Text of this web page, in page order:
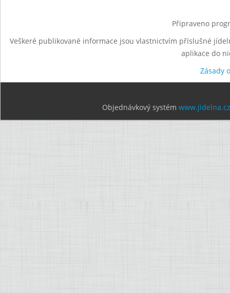
Připraveno
Veškeré publikované informace jsou vlastnictvím příslušné
aplikace do
Zásady
Objednávkový systém www.jidelna.cz